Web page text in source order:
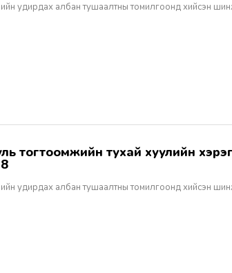
удирдах албан тушаалтны томилгоонд хийсэн
удирдах албан тушаалтны томилгоонд хийсэн